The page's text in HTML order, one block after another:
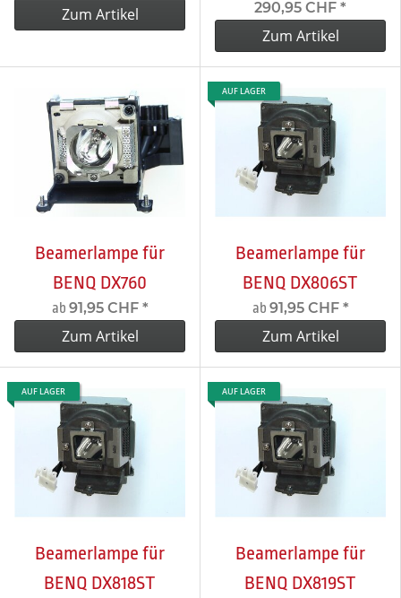
Zum Artikel 290,95 CHF *
Zum Artikel
Beamerlampe für
BENQ DX760
ab 91,95 CHF *
Zum Artikel
AUF LAGER
Beamerlampe für
BENQ DX806ST
ab 91,95 CHF *
Zum Artikel
AUF LAGER
Beamerlampe für
BENQ DX818ST
AUF LAGER
Beamerlampe für
BENQ DX819ST